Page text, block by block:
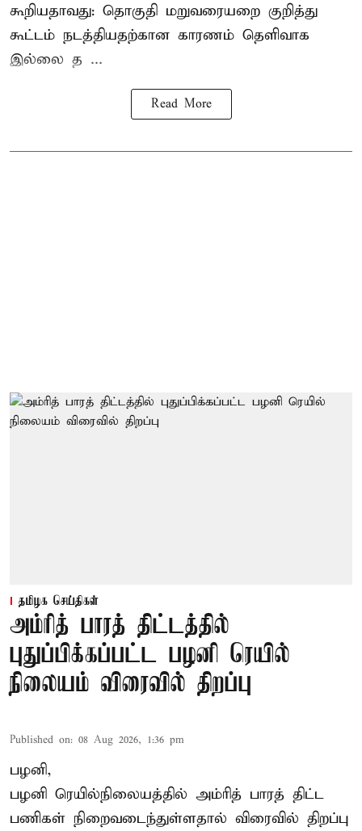
கூறியதாவது: தொகுதி மறுவரையறை குறித்து
கூட்டம் நடத்தியதற்கான காரணம் தெளிவாக
இல்லை த ...
Read More
தமிழக செய்திகள்
அம்ரித் பாரத் திட்டத்தில்
புதுப்பிக்கப்பட்ட பழனி ரெயில்
நிலையம் விரைவில் திறப்பு
Published on: 08 Aug 2026, 1:36 pm
பழனி,
பழனி ரெயில்நிலையத்தில் அம்ரித் பாரத் திட்ட
பணிகள் நிறைவடைந்துள்ளதால் விரைவில் திறப்பு